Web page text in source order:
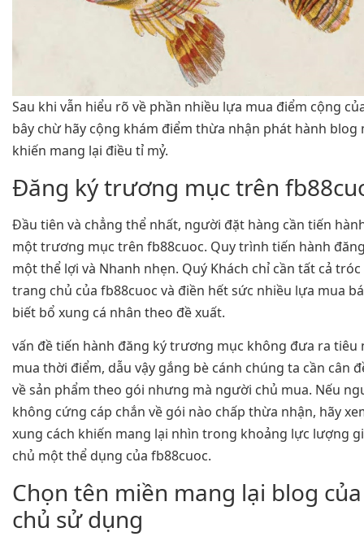
Sau khi vẫn hiểu rõ về phần nhiều lựa mua điểm cộng
bây chừ hãy cộng khám điểm thừa nhận phát hành blog
khiến mang lại điều tỉ mỷ.
Đăng ký trương mục trên
Đầu tiên và chẳng thể nhất, người đặt hàng cần tiến
một trương mục trên fb88cuoc. Quy trình tiến hành
một thể lợi và Nhanh nhẹn. Quý Khách chỉ cần tất cả tróc
trang chủ của fb88cuoc và điền hết sức nhiều lựa mua
biết bổ xung cá nhân theo đề xuất.
vấn đề tiến hành đăng ký trương mục không đưa ra tiêu
mua thời điểm, dẫu vậy gắng bè cánh chúng ta cần cân
về sản phẩm theo gói nhưng mà người chủ mua. Nếu
không cứng cáp chắn về gói nào chấp thừa nhận, hãy
xung cách khiến mang lại nhìn trong khoảng lực lượng
chủ một thể dụng của fb88cuoc.
Chọn tên miền mang lại blog
chủ sử dụng